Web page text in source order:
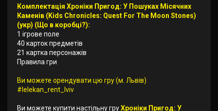
Комплектація Хроніки Пригод: У Пошуках Місячних
Каменів (Kids Chronicles: Quest For The Moon Stones)
(укр) (Що в коробці?):
1 ігрове поле
40 карток предметів
21 картка персонажів
Правила гри
Ви можете орендувати цю гру (м. Львів)
#lelekan_rent_lviv
Ви можете купити настільну груХроніки Пригод: У